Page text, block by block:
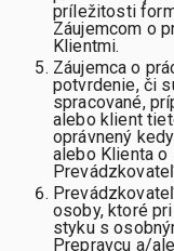
príležitosti
Záujemcom o
Klientmi.
Záujemca o
potvrdenie, či
spracované,
alebo klient
oprávnený
alebo Klienta o
osoby, ktoré
styku s
Prepravcu a/